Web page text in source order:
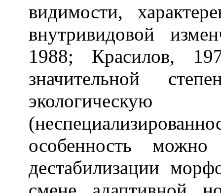
видимости,
внутривидовой
1988; Красилов,
значительной
особенность
дестабилизации